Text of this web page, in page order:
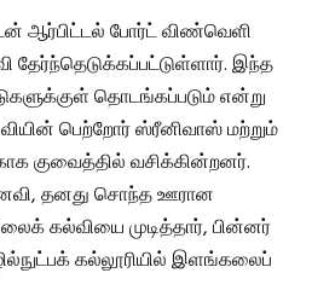
ஆர்பிட்டல் போர்ட் விண்வெளி
தேர்ந்தெடுக்கப்பட்டுள்ளார். இந்த
தொடங்கப்படும் என்று
பெற்றோர் ஸ்ரீனிவாஸ் மற்றும்
குவைத்தில் வசிக்கின்றனர்.
தனது சொந்த ஊரான
கல்வியை முடித்தார், பின்னர்
கல்லூரியில் இளங்கலைப்